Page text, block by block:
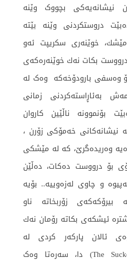
نیشانەیەکی بچووک وێنە
دروستكردنی وێنه‌ بێته‌
خوێنه‌ری سكریپت ئه‌و
بكات نه‌ك خوێنه‌ره‌كه‌ی
وەسفی بارودۆخەکە وەک لە
به‌ئاڕاسته‌كردنی زمانی
بۆنموونه‌ ناڵێین كاروان
خه‌مۆكی زۆرن ،
وه‌ریده‌گرێ، كه‌ له‌ مێشكی
بۆ درووست دەکات، ده‌ڵێن
و چاوی لەزەوییە.. بۆیه‌
زۆربخاته‌ ناو
ئیشكه‌ی بكاته‌ رۆمان نه‌ك
ئالان پارکەر کردی لە
٢٠٠٣ڕۆمانی (The Sucker’sKiss) دا، سەرەتا وەک